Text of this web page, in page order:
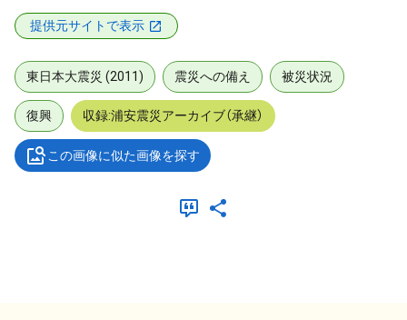
提供元サイトで表示
東日本大震災 (2011) 震災への備え 被災状況
復興 収録:浦安震災アーカイブ（承継）
この画像に似た画像を探す